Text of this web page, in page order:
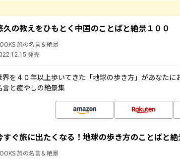
久の教えをひもとく中国のことばと絶景１００
旅の名言＆絶景
発売
界を４０年以上歩いてきた「地球の歩き方」があなたに
言と癒やしの絶景集
すぐ旅に出たくなる！地球の歩き方のことばと絶
旅の名言＆絶景